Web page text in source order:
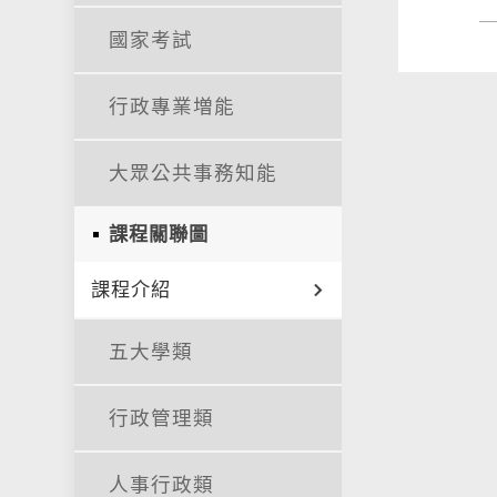
國家考試
行政專業増能
大眾公共事務知能
課程關聯圖
課程介紹
五大學類
行政管理類
人事行政類